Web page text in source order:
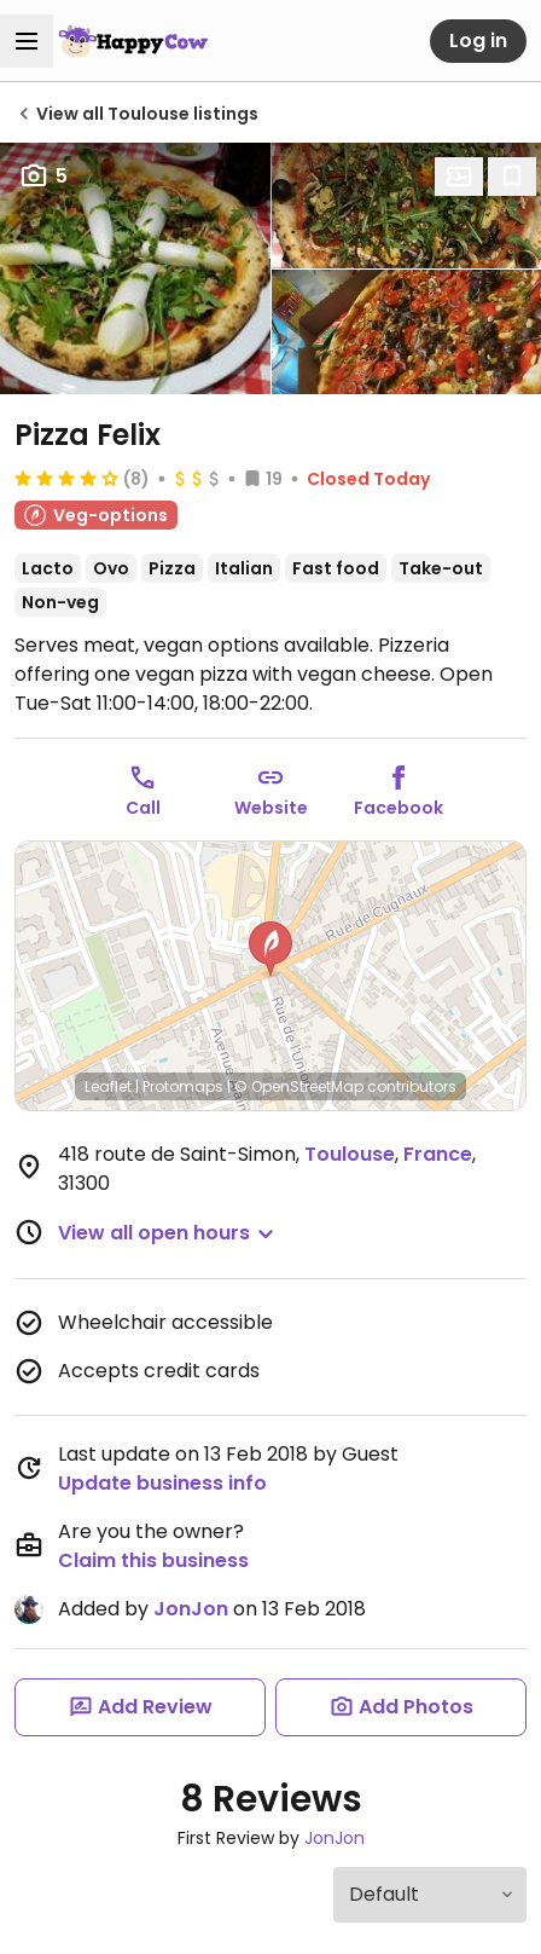
Log in
View all Toulouse listings
5
Pizza Felix
(8) 19
Closed Today
Veg-options
Lacto Ovo Pizza Italian Fast food
Take-out
Non-veg
Serves meat, vegan options available. Pizzeria
offering one vegan pizza with vegan cheese. Open
Tue-Sat 11:00-14:00, 18:00-22:00.
Call Website Facebook
Leaflet|Protomaps|© OpenStreetMapcontributors
418 route de Saint-Simon, Toulouse, France,
31300
View all open hours
Wheelchair accessible
Accepts credit cards
Last update on 13 Feb 2018 by Guest
Update business info
Are you the owner?
Claim this business
Added by JonJonon 13 Feb 2018
Add Review Add Photos
8 Reviews
First Review by JonJon